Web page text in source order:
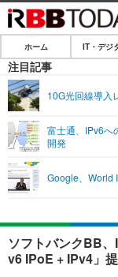
ホーム
IT・デジタル
ショッピング
SPEED TEST
エンタメ
エンタメTOP
音楽
ライフ
ライフTOP
ペット
リリース一覧
プッシュ通知の停
ホーム IT・デジ
注目記事
10G光回線導入
富士通、IPv6へ
開発
Google、World
ソフトバンクBB
v6 IPoE + IPv4」